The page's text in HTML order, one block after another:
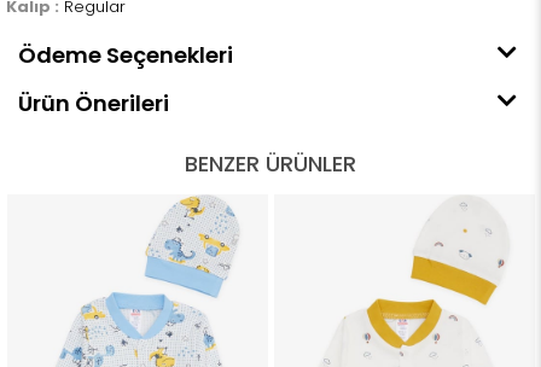
Kalıp : Regular
Ödeme Seçenekleri
Ürün Önerileri
BENZER ÜRÜNLER